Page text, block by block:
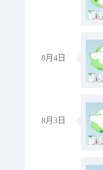
8月4日
8月3日